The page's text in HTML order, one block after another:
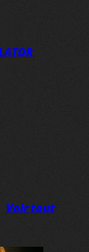
Voir tout